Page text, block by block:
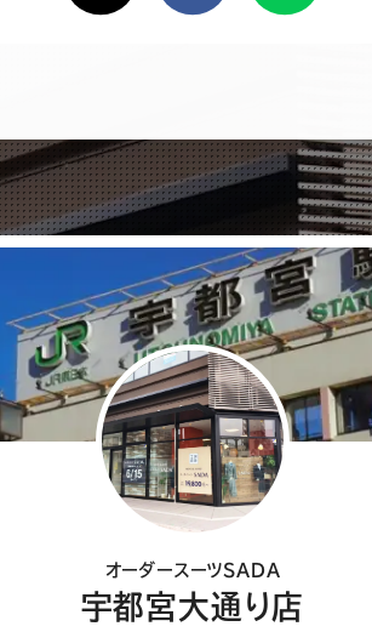
け
シ
ア
し
て
く
だ
さ
い
オーダースーツSADA
宇都宮大通り店